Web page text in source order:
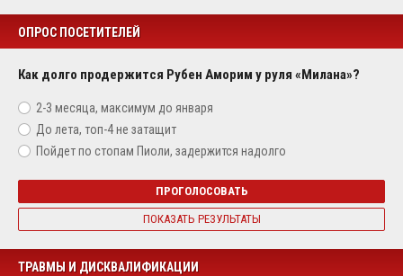
ОПРОС ПОСЕТИТЕЛЕЙ
Как долго продержится Рубен Аморим у руля «Милана»?
2-3 месяца, максимум до января
До лета, топ-4 не затащит
Пойдет по стопам Пиоли, задержится надолго
ПРОГОЛОСОВАТЬ
ПОКАЗАТЬ РЕЗУЛЬТАТЫ
ТРАВМЫ И ДИСКВАЛИФИКАЦИИ